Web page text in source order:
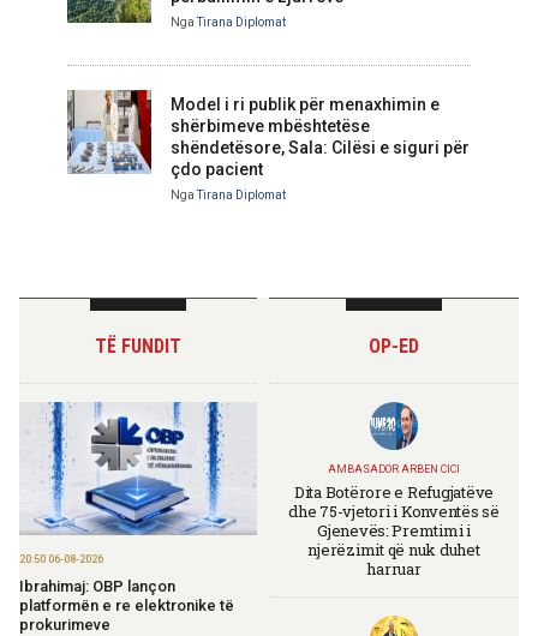
NgaTirana Diplomat
Model i ri publik për menaxhimin e
shërbimeve mbështetëse
shëndetësore, Sala: Cilësi e siguri për
çdo pacient
NgaTirana Diplomat
TË FUNDIT
20:50 06-08-2026
Ibrahimaj: OBP lançon
platformën e re elektronike të
prokurimeve
OP-ED
AMBASADOR ARBEN CICI
Dita Botërore e Refugjatëve
dhe 75-vjetori i Konventës së
Gjenevës: Premtimi i
njerëzimit që nuk duhet
harruar